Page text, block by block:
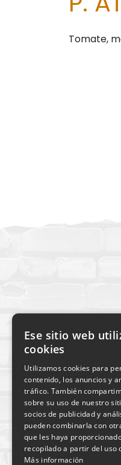
Tomate,
Ese sitio web
cookies
Utilizamos cookies para
contenido, los anuncios y
tráfico. También
sobre su uso de nuestro
socios de publicidad y
pueden combinarla con
que les haya
recopilado a partir del uso
Más información